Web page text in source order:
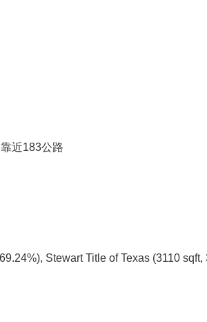
近183公路
Stewart Title of Texas (3110